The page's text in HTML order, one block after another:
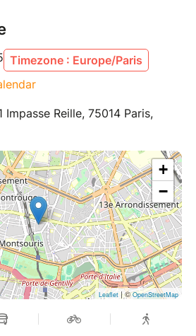
Timezone : Europe/Paris
Impasse Reille, 75014 Paris,
+
−
Leaflet| ©OpenStreetMap